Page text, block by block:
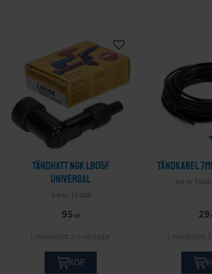
Tändhatt NGK LB05F
Universal
13-808
95 KR
2-5 vardagar
KÖP
Tändkabel
29